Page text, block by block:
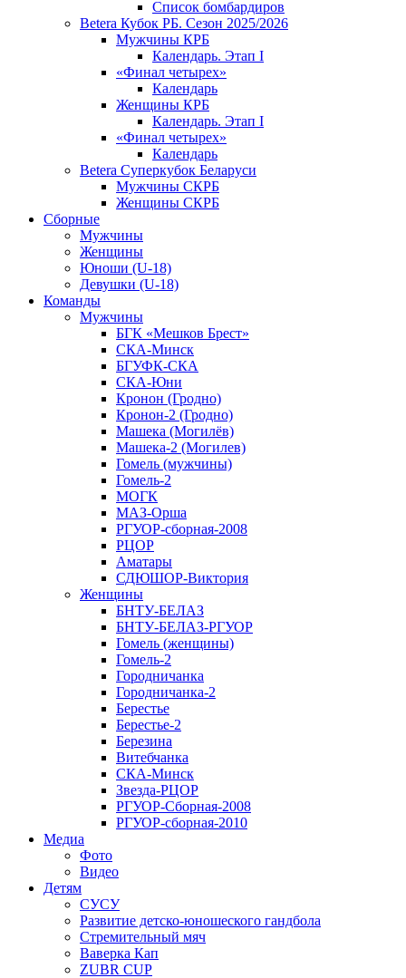
Список бомбардиров
Betera Кубок РБ. Сезон 2025/2026
Мужчины КРБ
Календарь. Этап I
«Финал четырех»
Календарь
Женщины КРБ
Календарь. Этап I
«Финал четырех»
Календарь
Betera Суперкубок Беларуси
Мужчины СКРБ
Женщины СКРБ
Сборные
Мужчины
Женщины
Юноши (U-18)
Девушки (U-18)
Команды
Мужчины
БГК «Мешков Брест»
СКА-Минск
БГУФК-СКА
СКА-Юни
Кронон (Гродно)
Кронон-2 (Гродно)
Машека (Могилёв)
Машека-2 (Могилев)
Гомель (мужчины)
Гомель-2
МОГК
МАЗ-Орша
РГУОР-сборная-2008
РЦОР
Аматары
СДЮШОР-Виктория
Женщины
БНТУ-БЕЛАЗ
БНТУ-БЕЛАЗ-РГУОР
Гомель (женщины)
Гомель-2
Городничанка
Городничанка-2
Берестье
Берестье-2
Березина
Витебчанка
СКА-Минск
Звезда-РЦОР
РГУОР-Сборная-2008
РГУОР-сборная-2010
Медиа
Фото
Видео
Детям
СУСУ
Развитие детско-юношеского гандбола
Стремительный мяч
Ваверка Кап
ZUBR CUP